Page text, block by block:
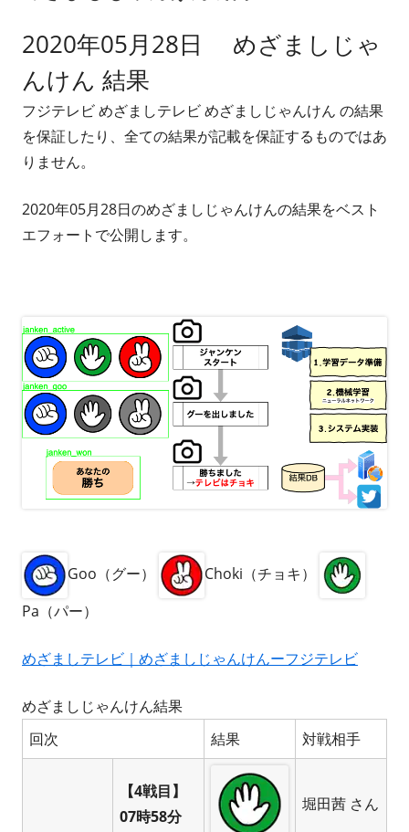
2020年05月28日 めざましじゃ
んけん 結果
フジテレビ めざましテレビ めざましじゃんけん の結果
を保証したり、全ての結果が記載を保証するものではあ
りません。
2020年05月28日のめざましじゃんけんの結果をベスト
エフォートで公開します。
Goo（グー）
Choki（チョキ）
Pa（パー）
めざましテレビ｜めざましじゃんけんーフジテレビ
めざましじゃんけん結果
回次
結果 対戦相手
【4戦目】
07時58分
堀田茜 さん